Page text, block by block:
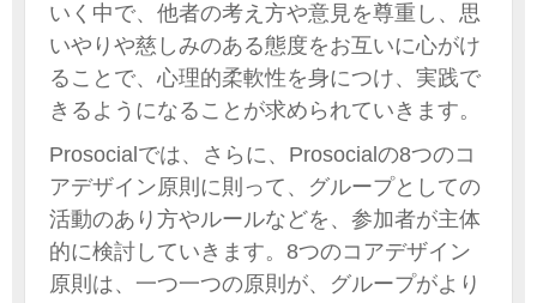
いく中で、他者の考え方や意見を尊重し、思
いやりや慈しみのある態度をお互いに心がけ
ることで、心理的柔軟性を身につけ、実践で
きるようになることが求められていきます。
Prosocialでは、さらに、Prosocialの8つのコ
アデザイン原則に則って、グループとしての
活動のあり方やルールなどを、参加者が主体
的に検討していきます。8つのコアデザイン
原則は、一つ一つの原則が、グループがより